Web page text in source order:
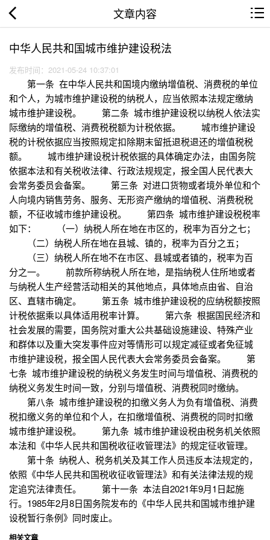
文章内容
中华人民共和国城市维护建设税法
发布时间：2021-05-24 10:37:01
第一条 在中华人民共和国境内缴纳增值税、消费税的单位
和个人，为城市维护建设税的纳税人，应当依照本法规定缴纳
城市维护建设税。 第二条 城市维护建设税以纳税人依法实
际缴纳的增值税、消费税税额为计税依据。 城市维护建设
税的计税依据应当按照规定扣除期末留抵退税退还的增值税税
额。 城市维护建设税计税依据的具体确定办法，由国务院
依据本法和有关税收法律、行政法规规定，报全国人民代表大
会常务委员会备案。 第三条 对进口货物或者境外单位和个
人向境内销售劳务、服务、无形资产缴纳的增值税、消费税税
额，不征收城市维护建设税。 第四条 城市维护建设税税率
如下： （一）纳税人所在地在市区的，税率为百分之七；
（二）纳税人所在地在县城、镇的，税率为百分之五；
（三）纳税人所在地不在市区、县城或者镇的，税率为百
分之一。 前款所称纳税人所在地，是指纳税人住所地或者
与纳税人生产经营活动相关的其他地点，具体地点由省、自治
区、直辖市确定。 第五条 城市维护建设税的应纳税额按照
计税依据乘以具体适用税率计算。 第六条 根据国民经济和
社会发展的需要，国务院对重大公共基础设施建设、特殊产业
和群体以及重大突发事件应对等情形可以规定减征或者免征城
市维护建设税，报全国人民代表大会常务委员会备案。 第
七条 城市维护建设税的纳税义务发生时间与增值税、消费税的
纳税义务发生时间一致，分别与增值税、消费税同时缴纳。
第八条 城市维护建设税的扣缴义务人为负有增值税、消费
税扣缴义务的单位和个人，在扣缴增值税、消费税的同时扣缴
城市维护建设税。 第九条 城市维护建设税由税务机关依照
本法和《中华人民共和国税收征收管理法》的规定征收管理。
第十条 纳税人、税务机关及其工作人员违反本法规定的，
依照《中华人民共和国税收征收管理法》和有关法律法规的规
定追究法律责任。 第十一条 本法自2021年9月1日起施
行。1985年2月8日国务院发布的《中华人民共和国城市维护建
设税暂行条例》同时废止。
相关文章